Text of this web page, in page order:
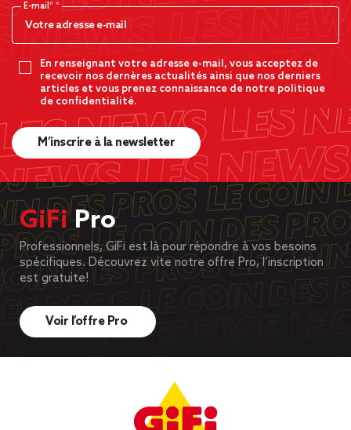
E-mail*
En renseignant votre adresse e-mail, vous acceptez de
recevoir nos dernères actualités ainsi que nos derniers
articles et vous prenez connaissance de notre politique
de confidentialité.
M’inscrire à la newsletter
GiFiPro
Professionnels, GiFi est là pour répondre à vos besoins
spécifiques. Découvrez vite notre offre Pro, l’inscription
est gratuite!
Voir l’offre Pro